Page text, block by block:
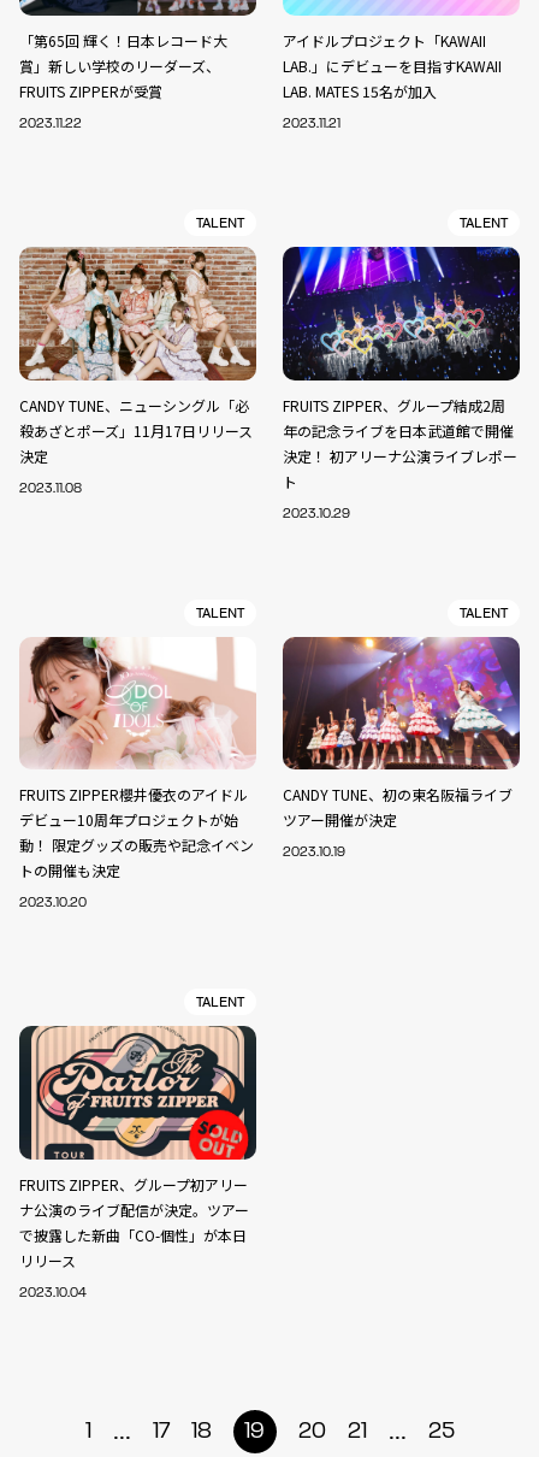
「第65回 輝く！日本レコード大
賞」新しい学校のリーダーズ、
FRUITS ZIPPERが受賞
2023.11.22
アイドルプロジェクト「KAWAII
LAB.」にデビューを目指すKAWAII
LAB. MATES 15名が加入
2023.11.21
TALENT
CANDY TUNE、ニューシングル「必
殺あざとポーズ」11月17日リリース
決定
2023.11.08
TALENT
FRUITS ZIPPER、グループ結成2周
年の記念ライブを日本武道館で開催
決定！ 初アリーナ公演ライブレポー
ト
2023.10.29
TALENT
FRUITS ZIPPER櫻井優衣のアイドル
デビュー10周年プロジェクトが始
動！ 限定グッズの販売や記念イベン
トの開催も決定
2023.10.20
TALENT
CANDY TUNE、初の東名阪福ライブ
ツアー開催が決定
2023.10.19
TALENT
FRUITS ZIPPER、グループ初アリー
ナ公演のライブ配信が決定。ツアー
で披露した新曲「CO-個性」が本日
リリース
2023.10.04
1 ... 17 18 19 20 21 ... 25